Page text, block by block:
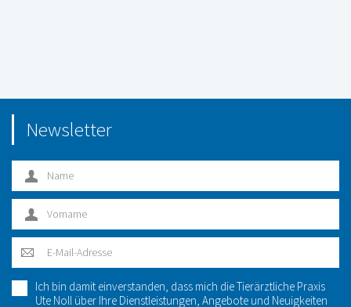
Newsletter
Ich bin damit einverstanden, dass mich die Tierärztliche Praxis
Ute Noll über Ihre Dienstleistungen, Angebote und Neuigkeiten